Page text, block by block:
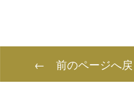
← 前のページへ